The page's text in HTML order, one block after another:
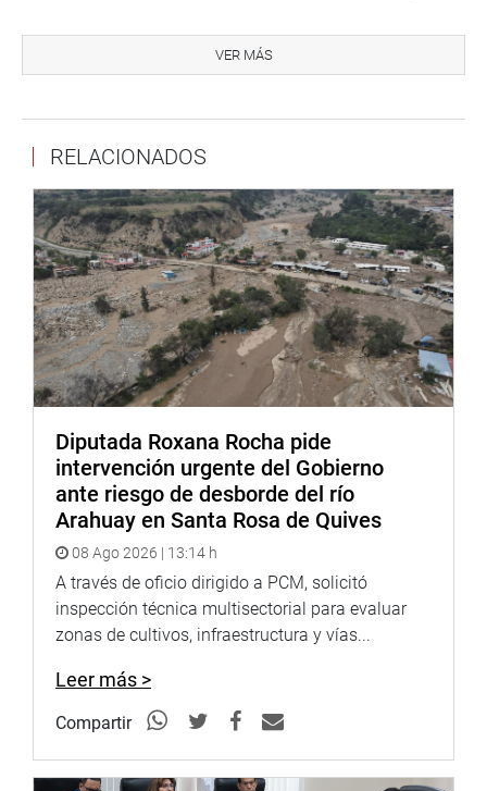
En ese contexto, Yarrow Lumbreras aseguró que «Abimael
Guzmán no va a salir del penal donde está (en la Base
Para la legisladora de Avanza País, el Plan de Trabajo del
Gobierno expuesto por Bellido tiene 05 de nota.
«Trabaje en defensa de la población vulnerable. Las
ollitas comunes piden a gritos ayuda. Mucha demagogia,
nada viable, no explican cómo lo harán. No daré mi voto
de confianza a este gabinete improvisado», adelantó
Yarrow.
Por último, se preguntó «qué ha hecho, por ejemplo, la
ministra de Inclusión Social, Dina Boluarte, en estos 26
días de gestión, solo estar muda».
«¿Qué pasa con las ollitas comunes? No es para hacer
política barata, es para ayudarlas y hacer una creación de
ellas. Nuestra bancada ya ha presentado un proyecto de
ley en defensa de la población más vulnerable», concluyó.
VER MÁS
RELACIONADOS
Diputada Roxana Rocha pide
intervención urgente del Gobierno
ante riesgo de desborde del río
Arahuay en Santa Rosa de Quives
08 Ago 2026 | 13:14 h
A través de oficio dirigido a PCM, solicitó
inspección técnica multisectorial para evaluar
zonas de cultivos, infraestructura y vías...
Leer más >
Compartir